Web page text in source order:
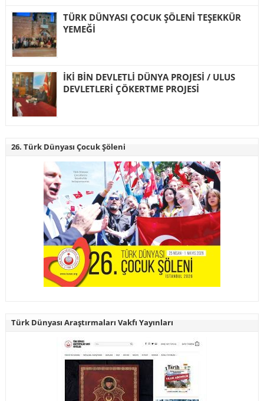
TÜRK DÜNYASI ÇOCUK ŞÖLENİ TEŞEKKÜR
YEMEĞİ
İKİ BİN DEVLETLİ DÜNYA PROJESİ / ULUS
DEVLETLERİ ÇÖKERTME PROJESİ
26. Türk Dünyası Çocuk Şöleni
Türk Dünyası Araştırmaları Vakfı Yayınları